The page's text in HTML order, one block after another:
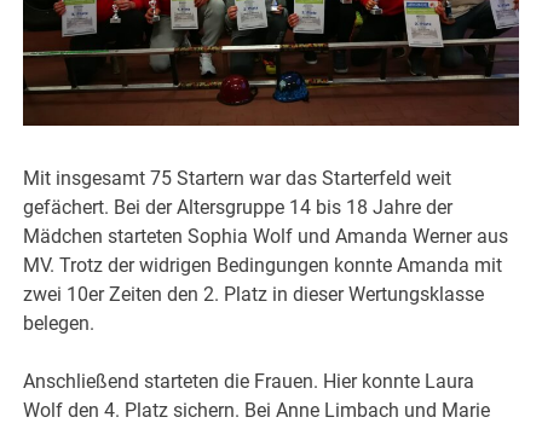
Mit insgesamt 75 Startern war das Starterfeld weit
gefächert. Bei der Altersgruppe 14 bis 18 Jahre der
Mädchen starteten Sophia Wolf und Amanda Werner aus
MV. Trotz der widrigen Bedingungen konnte Amanda mit
zwei 10er Zeiten den 2. Platz in dieser Wertungsklasse
belegen.
Anschließend starteten die Frauen. Hier konnte Laura
Wolf den 4. Platz sichern. Bei Anne Limbach und Marie